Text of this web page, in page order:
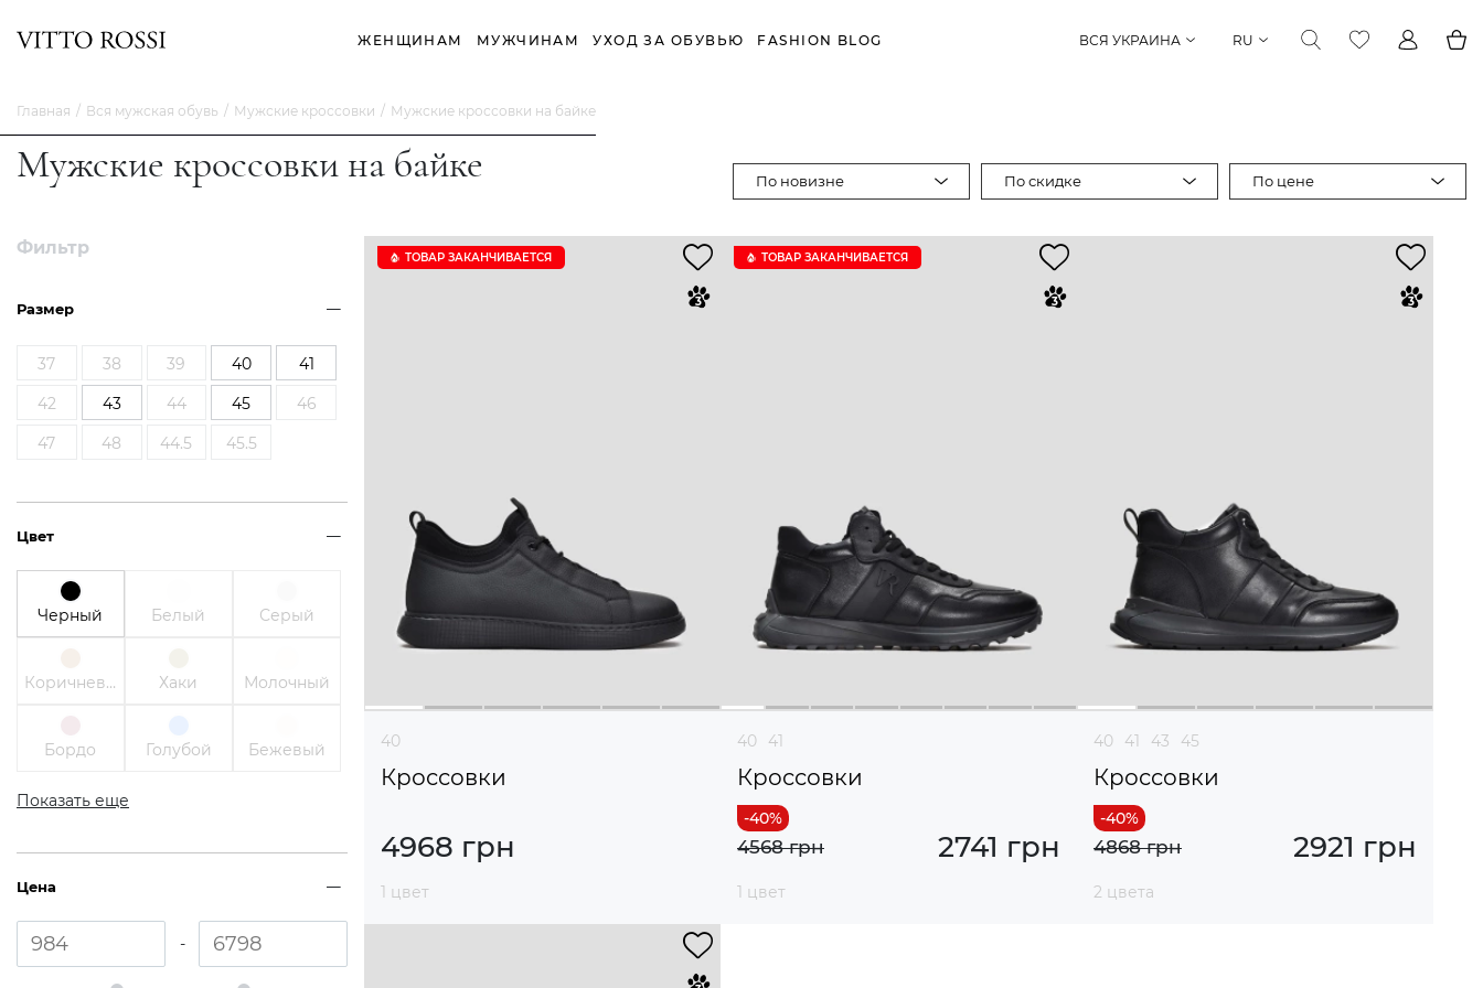
ЖЕНЩИНАМ МУЖЧИНАМ УХОД ЗА ОБУВЬЮ FASHION BLOG ВСЯ УКРАИНА RU
Главная Вся мужская обувь Мужские кроссовки Мужские кроссовки на байке
Мужские кроссовки на байке По новизне По скидке По цене
Фильтр
Размер
37 38 39 40
41
42
43 44 45
46
47
48 44.5 45.5
Цвет
Черный Белый Серый
Коричневый Хаки Молочный
Бордо Голубой Бежевый
Показать еще
Цена
-
ТОВАР ЗАКАНЧИВАЕТСЯ
40
Кроссовки
4968 грн
1 цвет
ТОВАР ЗАКАНЧИВАЕТСЯ
40 41
Кроссовки
2741 грн
4568 грн
1 цвет
40 41 43 45
Кроссовки
2921 грн
4868 грн
2 цвета